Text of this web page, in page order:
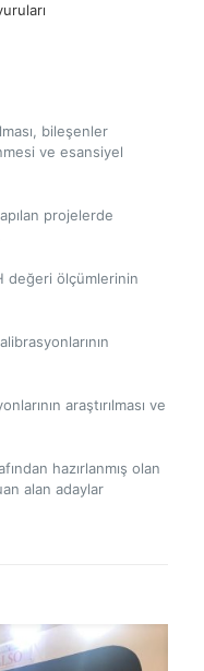
bileşenler
ve esansiyel
projelerde
değeri ölçümlerinin
araştırılması ve
hazırlanmış olan
alan adaylar